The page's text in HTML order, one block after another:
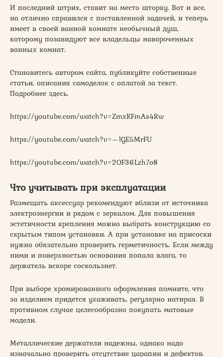
И последний штрих, ставит на место шторку. Вот и все,
на отлично справился с поставленной задачей, и теперь
имеет в своей ванной комнате необычный душ,
которому позавидуют все владельцы навороченных
ванных комнат.
Становитесь автором сайта, публикуйте собственные
статьи, описания самоделок с оплатой за текст.
Подробнее здесь.
https://youtube.com/watch?v=ZmxKFmAs4Rw
https://youtube.com/watch?v=—lGE5MrFU
https://youtube.com/watch?v=2OF36Lzh7o8
Что учитывать при эксплуатации
Размещать аксессуар рекомендуют вблизи от источника
электроэнергии и рядом с зеркалом. Для повышения
эстетичности крепления можно выбрать конструкцию со
скрытым типом установки. А при установке на присоски
нужно обязательно проверить герметичность. Если между
ними и поверхностью основания попала влага, то
держатель вскоре соскользнет.
При выборе хромированного оформления помните, что
за изделием придется ухаживать, регулярно натирая. В
противном случае целесообразно покупать матовые
модели.
Металлические держатели надежны, однако надо
изначально проверить отсутствие царапин и дефектов.